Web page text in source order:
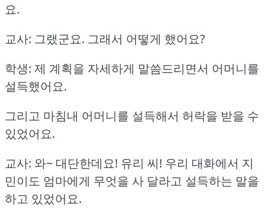
요.
교사: 그랬군요. 그래서 어떻게 했어요?
학생: 제 계획을 자세하게 말씀드리면서 어머니를
설득했어요.
그리고 마침내 어머니를 설득해서 허락을 받을 수
있었어요.
교사: 와~ 대단한데요! 유리 씨! 우리 대화에서 지
민이도 엄마에게 무엇을 사 달라고 설득하는 말을
하고 있었어요.